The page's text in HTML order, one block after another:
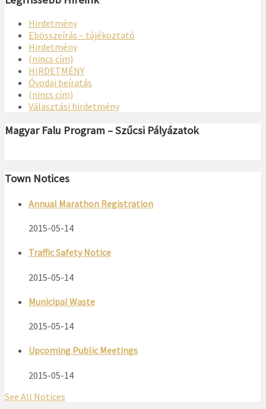
Hirdetmény
Ebösszeírás – tájékoztató
Hirdetmény
(nincs cím)
HIRDETMÉNY
Óvodai beíratás
(nincs cím)
Választási hirdetmény
Magyar Falu Program – Szűcsi Pályázatok
Town Notices
Annual Marathon Registration
2015-05-14
Traffic Safety Notice
2015-05-14
Municipal Waste
2015-05-14
Upcoming Public Meetings
2015-05-14
See All Notices